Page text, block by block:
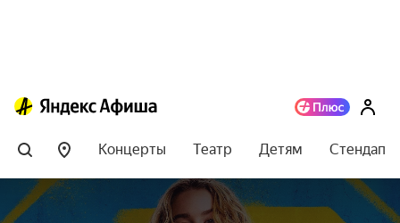
Концерты Театр Детям Стендап